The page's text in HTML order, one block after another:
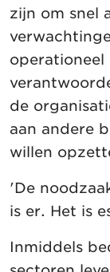
zijn om snel
operationeel
de
aan andere
willen
'De
is er. Het is
Inmiddels